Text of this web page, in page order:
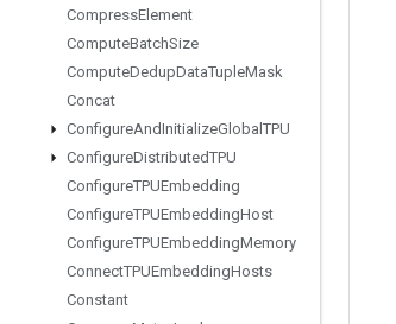
CompressElement
ComputeBatchSize
ComputeDedupDataTupleMask
Concat
ConfigureAndInitializeGlobal TPU
ConfigureDistributedTPU
ConfigureTPUEmbedding
ConfigureTPUEmbeddingHost
ConfigureTPUEmbeddingMemory
ConnectTPUEmbeddingHosts
Constant